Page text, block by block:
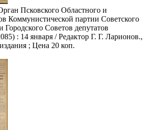
Псковского Областного и
Коммунистической партии Советского
Советов депутатов
: 14 января / Редактор Г. Г. Ларионов.,
; Цена 20 коп.